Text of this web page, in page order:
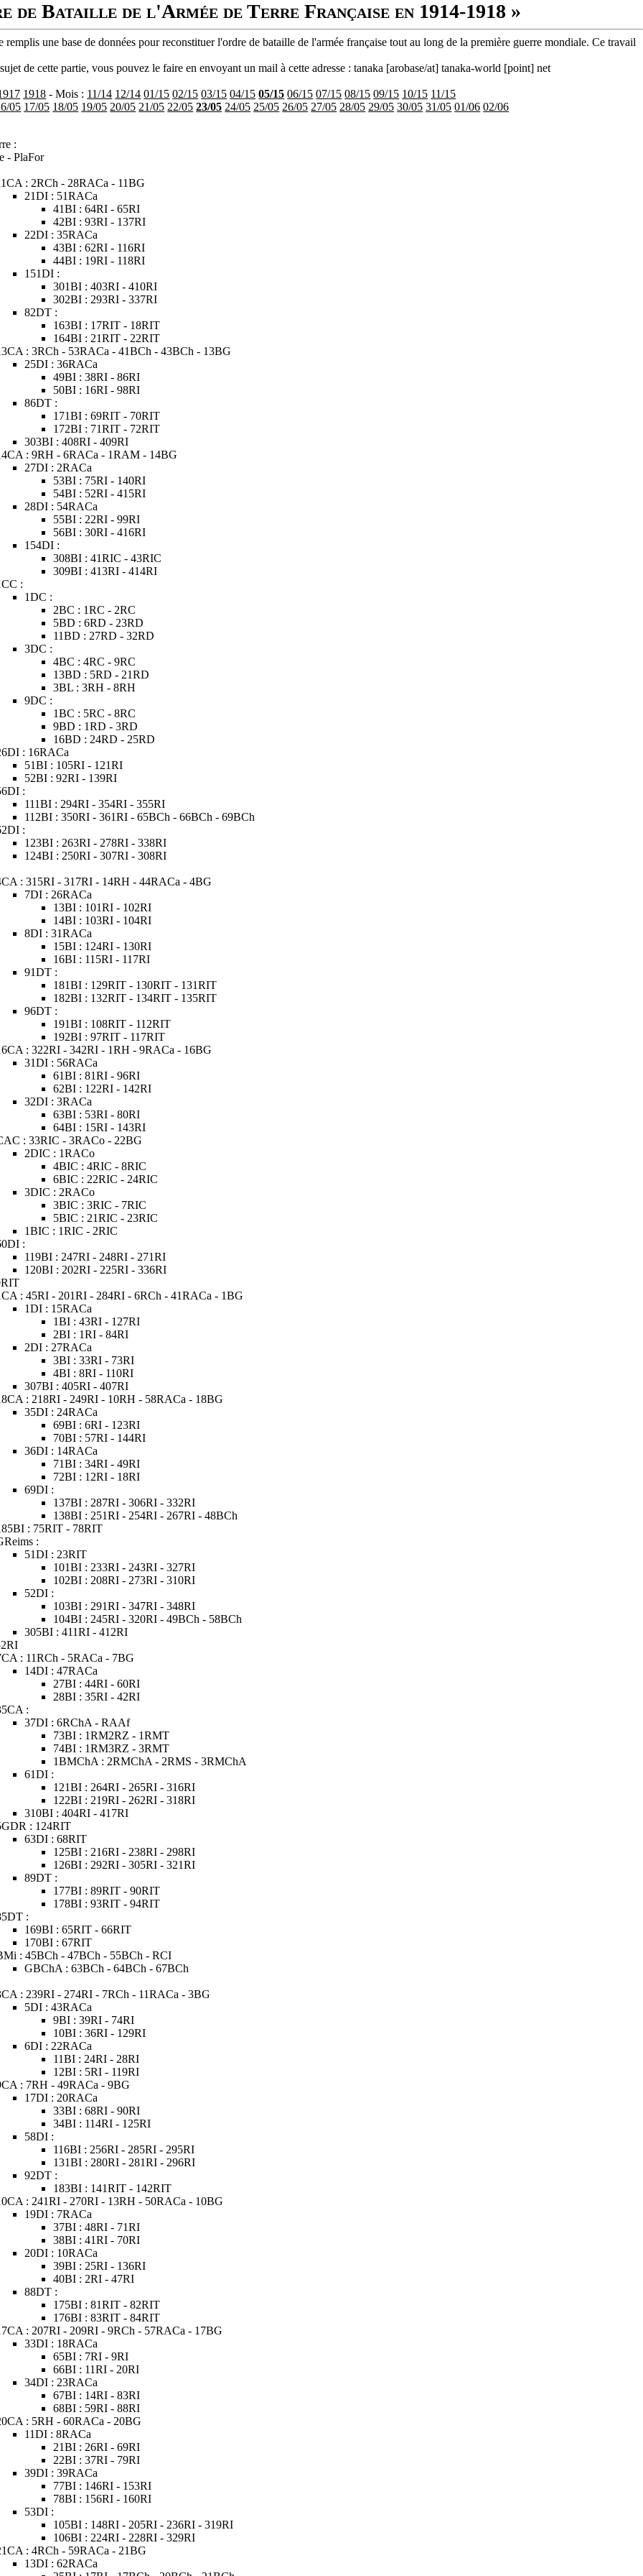
de Bataille de l'Armée de Terre Française en 1914-1918 »
remplis une base de données pour reconstituer l'ordre de bataille de l'armée française tout au long de la première guerre mondiale. Ce travail
de cette partie, vous pouvez le faire en envoyant un mail à cette adresse : tanaka [arobase/at] tanaka-world [point] net
1918 - Mois : 11/14 12/14 01/15 02/15 03/15 04/15 05/15 06/15 07/15 08/15 09/15 10/15 11/15
05 17/05 18/05 19/05 20/05 21/05 22/05 23/05 24/05 25/05 26/05 27/05 28/05 29/05 30/05 31/05 01/06 02/06
:
- PlaFor
: 2RCh - 28RACa - 11BG
21DI : 51RACa
41BI : 64RI - 65RI
42BI : 93RI - 137RI
22DI : 35RACa
43BI : 62RI - 116RI
44BI : 19RI - 118RI
151DI :
301BI : 403RI - 410RI
302BI : 293RI - 337RI
82DT :
163BI : 17RIT - 18RIT
164BI : 21RIT - 22RIT
: 3RCh - 53RACa - 41BCh - 43BCh - 13BG
25DI : 36RACa
49BI : 38RI - 86RI
50BI : 16RI - 98RI
86DT :
171BI : 69RIT - 70RIT
172BI : 71RIT - 72RIT
303BI : 408RI - 409RI
: 9RH - 6RACa - 1RAM - 14BG
27DI : 2RACa
53BI : 75RI - 140RI
54BI : 52RI - 415RI
28DI : 54RACa
55BI : 22RI - 99RI
56BI : 30RI - 416RI
154DI :
308BI : 41RIC - 43RIC
309BI : 413RI - 414RI
:
1DC :
2BC : 1RC - 2RC
5BD : 6RD - 23RD
11BD : 27RD - 32RD
3DC :
4BC : 4RC - 9RC
13BD : 5RD - 21RD
3BL : 3RH - 8RH
9DC :
1BC : 5RC - 8RC
9BD : 1RD - 3RD
16BD : 24RD - 25RD
: 16RACa
51BI : 105RI - 121RI
52BI : 92RI - 139RI
:
111BI : 294RI - 354RI - 355RI
112BI : 350RI - 361RI - 65BCh - 66BCh - 69BCh
:
123BI : 263RI - 278RI - 338RI
124BI : 250RI - 307RI - 308RI
: 315RI - 317RI - 14RH - 44RACa - 4BG
7DI : 26RACa
13BI : 101RI - 102RI
14BI : 103RI - 104RI
8DI : 31RACa
15BI : 124RI - 130RI
16BI : 115RI - 117RI
91DT :
181BI : 129RIT - 130RIT - 131RIT
182BI : 132RIT - 134RIT - 135RIT
96DT :
191BI : 108RIT - 112RIT
192BI : 97RIT - 117RIT
: 322RI - 342RI - 1RH - 9RACa - 16BG
31DI : 56RACa
61BI : 81RI - 96RI
62BI : 122RI - 142RI
32DI : 3RACa
63BI : 53RI - 80RI
64BI : 15RI - 143RI
: 33RIC - 3RACo - 22BG
2DIC : 1RACo
4BIC : 4RIC - 8RIC
6BIC : 22RIC - 24RIC
3DIC : 2RACo
3BIC : 3RIC - 7RIC
5BIC : 21RIC - 23RIC
1BIC : 1RIC - 2RIC
:
119BI : 247RI - 248RI - 271RI
120BI : 202RI - 225RI - 336RI
: 45RI - 201RI - 284RI - 6RCh - 41RACa - 1BG
1DI : 15RACa
1BI : 43RI - 127RI
2BI : 1RI - 84RI
2DI : 27RACa
3BI : 33RI - 73RI
4BI : 8RI - 110RI
307BI : 405RI - 407RI
: 218RI - 249RI - 10RH - 58RACa - 18BG
35DI : 24RACa
69BI : 6RI - 123RI
70BI : 57RI - 144RI
36DI : 14RACa
71BI : 34RI - 49RI
72BI : 12RI - 18RI
69DI :
137BI : 287RI - 306RI - 332RI
138BI : 251RI - 254RI - 267RI - 48BCh
: 75RIT - 78RIT
:
51DI : 23RIT
101BI : 233RI - 243RI - 327RI
102BI : 208RI - 273RI - 310RI
52DI :
103BI : 291RI - 347RI - 348RI
104BI : 245RI - 320RI - 49BCh - 58BCh
305BI : 411RI - 412RI
: 11RCh - 5RACa - 7BG
14DI : 47RACa
27BI : 44RI - 60RI
28BI : 35RI - 42RI
:
37DI : 6RChA - RAAf
73BI : 1RM2RZ - 1RMT
74BI : 1RM3RZ - 3RMT
1BMChA : 2RMChA - 2RMS - 3RMChA
61DI :
121BI : 264RI - 265RI - 316RI
122BI : 219RI - 262RI - 318RI
310BI : 404RI - 417RI
: 124RIT
63DI : 68RIT
125BI : 216RI - 238RI - 298RI
126BI : 292RI - 305RI - 321RI
89DT :
177BI : 89RIT - 90RIT
178BI : 93RIT - 94RIT
:
169BI : 65RIT - 66RIT
170BI : 67RIT
: 45BCh - 47BCh - 55BCh - RCI
GBChA : 63BCh - 64BCh - 67BCh
: 239RI - 274RI - 7RCh - 11RACa - 3BG
5DI : 43RACa
9BI : 39RI - 74RI
10BI : 36RI - 129RI
6DI : 22RACa
11BI : 24RI - 28RI
12BI : 5RI - 119RI
: 7RH - 49RACa - 9BG
17DI : 20RACa
33BI : 68RI - 90RI
34BI : 114RI - 125RI
58DI :
116BI : 256RI - 285RI - 295RI
131BI : 280RI - 281RI - 296RI
92DT :
183BI : 141RIT - 142RIT
: 241RI - 270RI - 13RH - 50RACa - 10BG
19DI : 7RACa
37BI : 48RI - 71RI
38BI : 41RI - 70RI
20DI : 10RACa
39BI : 25RI - 136RI
40BI : 2RI - 47RI
88DT :
175BI : 81RIT - 82RIT
176BI : 83RIT - 84RIT
: 207RI - 209RI - 9RCh - 57RACa - 17BG
33DI : 18RACa
65BI : 7RI - 9RI
66BI : 11RI - 20RI
34DI : 23RACa
67BI : 14RI - 83RI
68BI : 59RI - 88RI
: 5RH - 60RACa - 20BG
11DI : 8RACa
21BI : 26RI - 69RI
22BI : 37RI - 79RI
39DI : 39RACa
77BI : 146RI - 153RI
78BI : 156RI - 160RI
53DI :
105BI : 148RI - 205RI - 236RI - 319RI
106BI : 224RI - 228RI - 329RI
: 4RCh - 59RACa - 21BG
13DI : 62RACa